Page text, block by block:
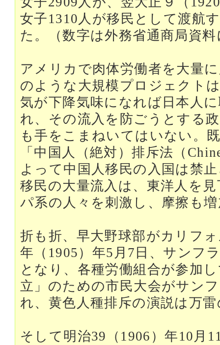
女子1310人が移民として渡航
た。（数字は外務省通商局資
アメリカで肉体労働者を大量
のような大規模プロジェクト
気が下降気味になれば日本人
れ、その流入を防ごうとする
も手をこまねいてはいない。
「中国人（絶対）排斥法（
よって中国人移民の入国は禁
移民の大量流入は、東洋人を
パ系の人々を刺激し、摩擦も
折も折、早大野球部がカリフ
年（1905）年5月7日、サンフ
となり、各種労働組合が参加
立」のための市民大会がサン
れ、黄色人種排斥の演説は万
そして明治39（1906）年10月